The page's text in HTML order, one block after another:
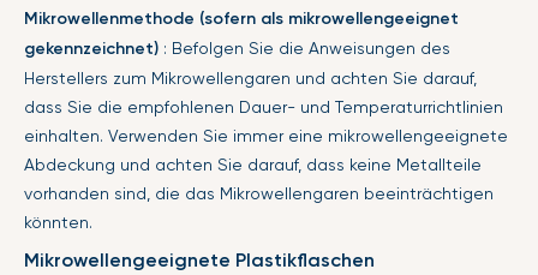
Mikrowellenmethode (sofern als mikrowellengeeignet
gekennzeichnet) : Befolgen Sie die Anweisungen des
Herstellers zum Mikrowellengaren und achten Sie darauf,
dass Sie die empfohlenen Dauer- und Temperaturrichtlinien
einhalten. Verwenden Sie immer eine mikrowellengeeignete
Abdeckung und achten Sie darauf, dass keine Metallteile
vorhanden sind, die das Mikrowellengaren beeinträchtigen
könnten.
Mikrowellengeeignete Plastikflaschen